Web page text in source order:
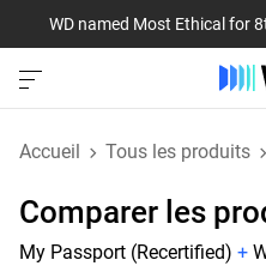
WD named Most Ethical for
Accueil Tous les produits
Comparer les
My Passport (Recertified) +